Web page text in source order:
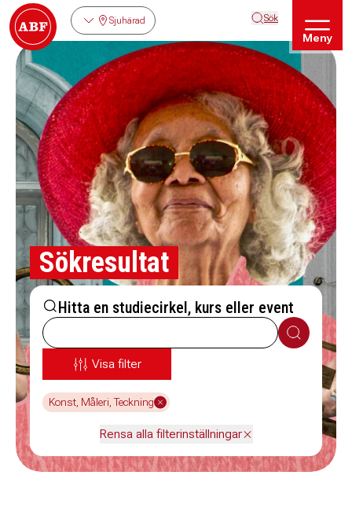
Sjuhärad Sök
Meny
Sökresultat
Hitta en studiecirkel, kurs eller event
Sök
Visa filter
Konst, Måleri, Teckning
Rensa alla filterinställningar